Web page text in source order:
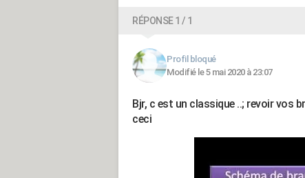
RÉPONSE 1 / 1
Profil bloqué
Modifié le 5 mai 2020 à 23:07
Bjr, c est un classique ..; revoir vos
ceci